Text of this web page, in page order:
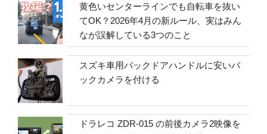
黄色いセンターラインでも自転車を抜い
てOK？2026年4月の新ルール、実はみん
なが誤解している3つのこと
スズキ車用バックドアハンドルに安いバ
ックカメラを付ける
ドラレコ ZDR-015 の前後カメラ2映像を